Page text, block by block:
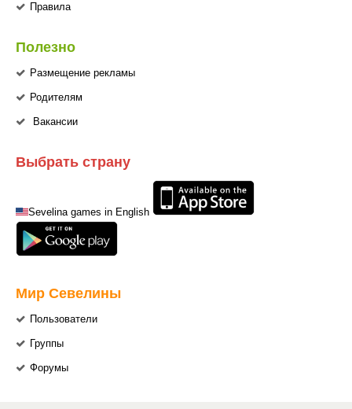
Правила
Полезно
Размещение рекламы
Родителям
Вакансии
Выбрать страну
Sevelina games in English
Мир Севелины
Пользователи
Группы
Форумы